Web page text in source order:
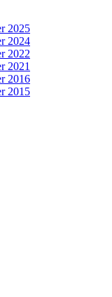
2025
2024
2022
2021
2016
2015